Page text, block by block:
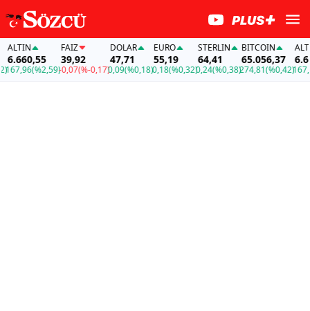
(%2,59)
FAİZ
39,92
-0,07(%-0,17)
DOLAR
47,71
0,09(%0,18)
EURO
55,19
0,18(%0,32)
STERLIN
64,41
0,24(%0,38)
BITCOIN
65.056,37
274,81(%0,42)
ALTIN
167,96